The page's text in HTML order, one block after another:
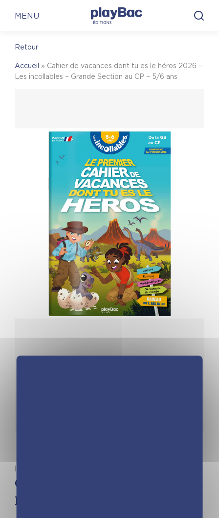
MENU
Retour
Accueil » Cahier de vacances dont tu es le héros 2026 –
Les incollables – Grande Section au CP – 5/6 ans
Incollables®
Cahier de vacances dont tu es
le héros 2026 – Les incollables
En librairie En ligne
En librairie
Pour trouver une librairie où acheterCahier de
Place des Libraires
Panneau de gestion des cookies